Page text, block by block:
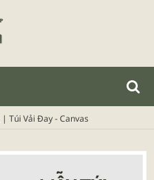
| Túi Vải Đay - Canvas